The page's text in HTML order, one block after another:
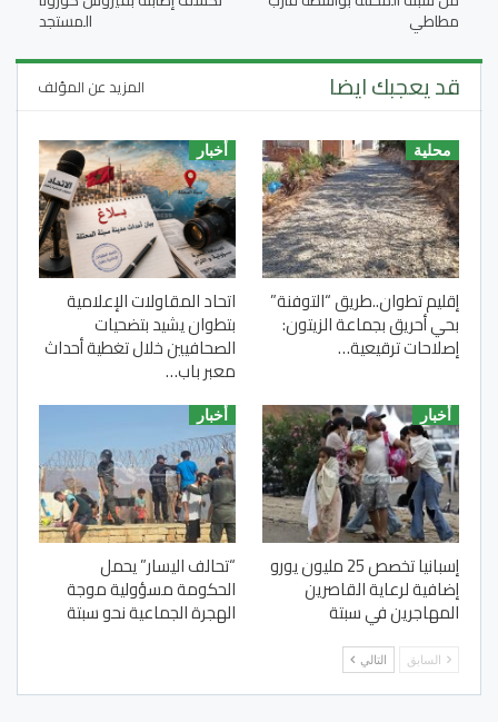
مطاطي المستجد
قد يعجبك ايضا المزيد عن المؤلف
محلية
إقليم تطوان..طريق “التوفنة”
بحي أحريق بجماعة الزيتون:
إصلاحات ترقيعية…
أخبار
اتحاد المقاولات الإعلامية
بتطوان يشيد بتضحيات
الصحافيين خلال تغطية أحداث
معبر باب…
أخبار
إسبانيا تخصص 25 مليون يورو
إضافية لرعاية القاصرين
المهاجرين في سبتة
أخبار
“تحالف اليسار” يحمل
الحكومة مسؤولية موجة
الهجرة الجماعية نحو سبتة
السابق التالي